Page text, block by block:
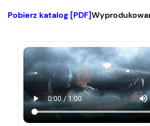
Pobierz katalog [PDF]